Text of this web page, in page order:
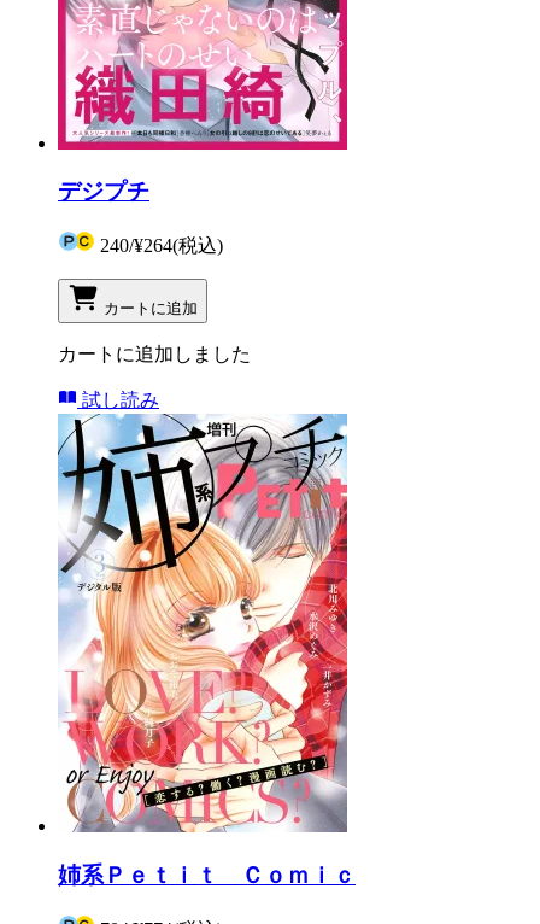
デジプチ
240/¥264(税込)
カートに追加
カートに追加しました
試し読み
姉系Ｐｅｔｉｔ Ｃｏｍｉｃ